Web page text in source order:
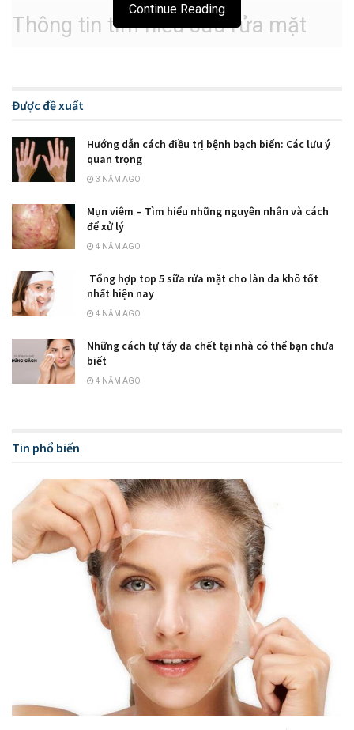
Thông tin tìm hiểu sữa rửa mặt
tẩy rửa để da có thể loại bỏ đi bã nhờn, bụi bẩn trên lỗ chân
Khi sử dụng thì da sẽ trở nên thông thoáng và sạch hơn. Ở
một số sản phẩm còn có khả năng tích hợp thêm nhiều công
Những công dụng chính của sữa
rửa mặt
Là một dòng mỹ phẩm mang đến cho người dùng rất nhiều
những công dụng đặc biệt, hãy cùng chỉ ra một vài lợi thế
Tẩy tế bào chết, loại bỏ bụi bẩn và làm sạch
Có lẽ tác dụng đầu tiên của dòng mỹ phẩm này mà không ai
có thể bàn cãi được đó chính là làm sạch da. Môi trường sẽ
tạo nên nhiều tác động sau một ngày dài hoạt động trong đó
Continue Reading
Được đề xuất
Hướng dẫn cách điều trị bệnh bạch biến: Các lưu ý
quan trọng
3 NĂM AGO
Mụn viêm – Tìm hiểu những nguyên nhân và cách
để xử lý
4 NĂM AGO
Tổng hợp top 5 sữa rửa mặt cho làn da khô tốt
nhất hiện nay
4 NĂM AGO
Những cách tự tẩy da chết tại nhà có thể bạn chưa
biết
4 NĂM AGO
Tin phổ biến